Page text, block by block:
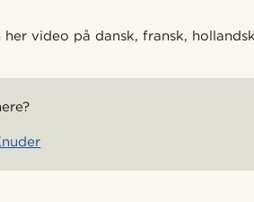
video på dansk, fransk,